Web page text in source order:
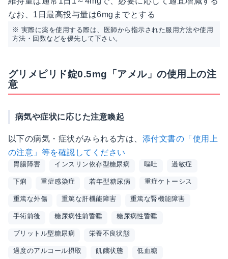
なお、1日最高投与量は6mgまでとする
※ 実際に薬を使用する際は、医師から指示された服用方法や使用
方法・回数などを優先して下さい。
グリメピリド錠0.5mg「アメル」の使用上の注
意
病気や症状に応じた注意喚起
以下の病気・症状がみられる方は、 添付文書の「使用上
の注意」等を確認してください
胃腸障害 インスリン依存型糖尿病 嘔吐 過敏症
下痢 重症感染症 若年型糖尿病 重症ケトーシス
重篤な外傷 重篤な肝機能障害 重篤な腎機能障害
手術前後 糖尿病性前昏睡 糖尿病性昏睡
ブリットル型糖尿病 栄養不良状態
過度のアルコール摂取 飢餓状態 低血糖